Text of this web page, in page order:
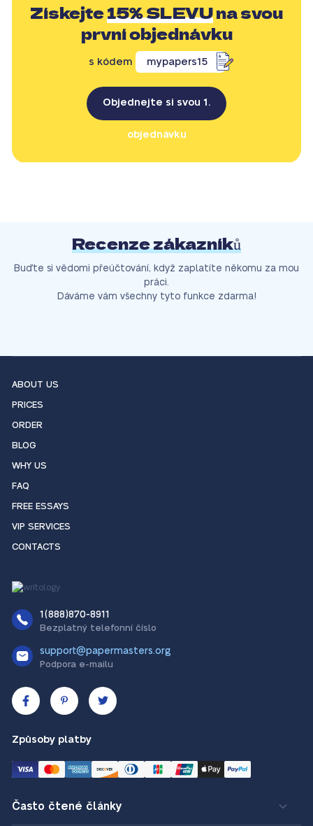
Získejte15% SLEVUna svou
první objednávku
s kódem mypapers15
Objednejte si svou 1.
objednávku
Recenze zákazníků
Buďte si vědomi přeúčtování, když zaplatíte někomu za mou
práci.
Dáváme vám všechny tyto funkce zdarma!
ABOUT US
PRICES
ORDER
BLOG
WHY US
FAQ
FREE ESSAYS
VIP SERVICES
CONTACTS
1(888)870-8911
Bezplatný telefonní číslo
support@papermasters.org
Podpora e-mailu
Způsoby platby
Často čtené články